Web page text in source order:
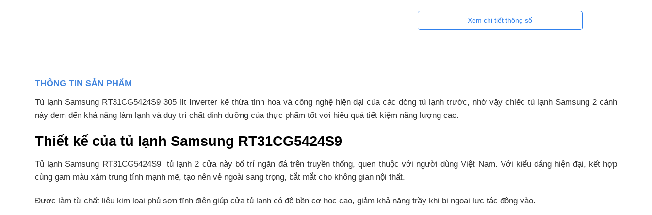
Xem chi tiết thông số
THÔNG TIN SẢN PHẨM
Tủ lạnh Samsung RT31CG5424S9 305 lít Inverter kế thừa tinh hoa và công nghệ hiện đại của các dòng tủ lạnh trước, nhờ vậy chiếc tủ lạnh Samsung 2 cánh
này đem đến khả năng làm lạnh và duy trì chất dinh dưỡng của thực phẩm tốt với hiệu quả tiết kiệm năng lượng cao.
Thiết kế của tủ lạnh Samsung RT31CG5424S9
Tủ lạnh Samsung RT31CG5424S9 tủ lạnh 2 cửa này bố trí ngăn đá trên truyền thống, quen thuộc với người dùng Việt Nam. Với kiểu dáng hiện đại, kết hợp
cùng gam màu xám trung tính mạnh mẽ, tạo nên vẻ ngoài sang trọng, bắt mắt cho không gian nội thất.
Được làm từ chất liệu kim loại phủ sơn tĩnh điện giúp cửa tủ lạnh có độ bền cơ học cao, giảm khả năng trầy khi bị ngoại lực tác động vào.